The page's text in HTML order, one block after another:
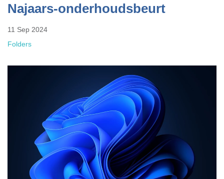
Najaars-onderhoudsbeurt
11 Sep 2024
Folders